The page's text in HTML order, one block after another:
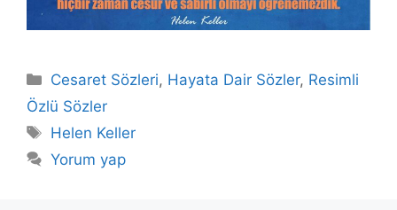
Kategoriler
Cesaret Sözleri, Hayata Dair Sözler, Resimli
Özlü Sözler
Etiketler
Helen Keller
Yorum yap